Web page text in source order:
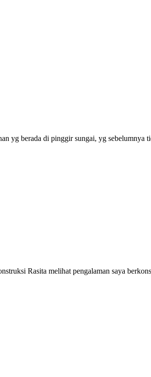
yg berada di pinggir sungai, yg sebelumnya
Rasita melihat pengalaman saya